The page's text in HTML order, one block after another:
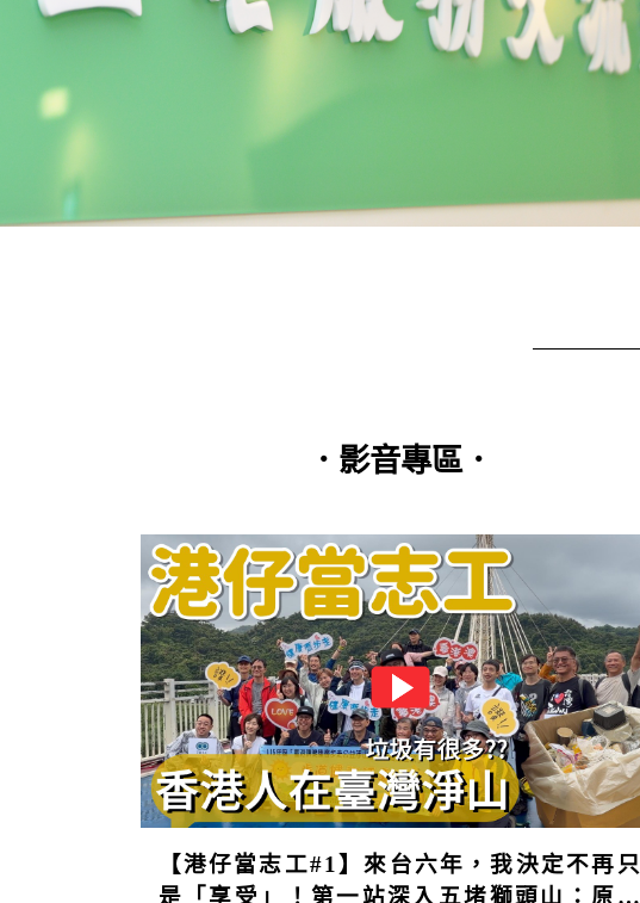
．影音專區．
【港仔當志工#1】來台六年，我決定不再只
是「享受」！第一站深入五堵獅頭山：原本
第20期(單
篇閱覽)